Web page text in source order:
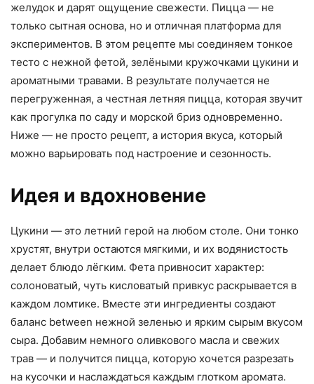
желудок и дарят ощущение свежести. Пицца — не
только сытная основа, но и отличная платформа для
экспериментов. В этом рецепте мы соединяем тонкое
тесто с нежной фетой, зелёными кружочками цукини и
ароматными травами. В результате получается не
перегруженная, а честная летняя пицца, которая звучит
как прогулка по саду и морской бриз одновременно.
Ниже — не просто рецепт, а история вкуса, который
можно варьировать под настроение и сезонность.
Идея и вдохновение
Цукини — это летний герой на любом столе. Они тонко
хрустят, внутри остаются мягкими, и их водянистость
делает блюдо лёгким. Фета привносит характер:
солоноватый, чуть кисловатый привкус раскрывается в
каждом ломтике. Вместе эти ингредиенты создают
баланс between нежной зеленью и ярким сырым вкусом
сыра. Добавим немного оливкового масла и свежих
трав — и получится пицца, которую хочется разрезать
на кусочки и наслаждаться каждым глотком аромата.